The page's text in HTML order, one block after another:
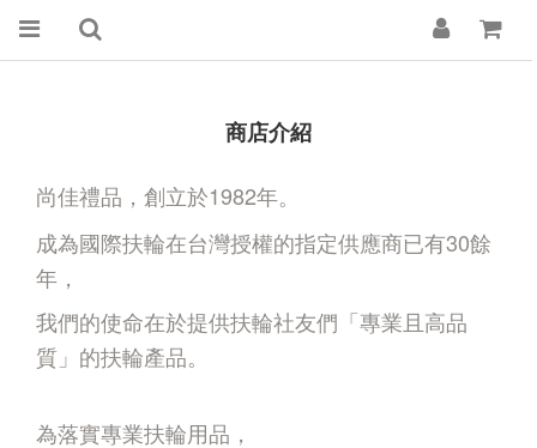
商店介紹
尚佳禮品，創立於1982年。
成為國際扶輪在台灣授權的指定供應商已有30餘
年，
我們的使命在於提供扶輪社友們「專業且高品
質」的扶輪產品。
為落實專業扶輪用品，